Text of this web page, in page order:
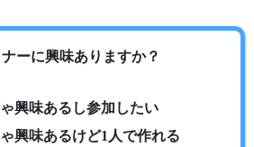
ーに興味ありますか？
興味あるし参加したい
興味あるけど1人で作れる